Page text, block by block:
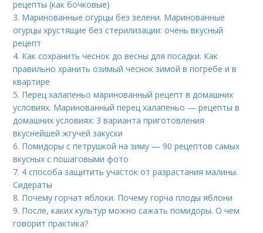
рецепты (как бочковые)
3. Маринованные огурцы без зелени. Маринованные
огурцы хрустящие без стерилизации: очень вкусный
рецепт
4. Как сохранить чеснок до весны для посадки. Как
правильно хранить озимый чеснок зимой в погребе и в
квартире
5. Перец халапеньо маринованный рецепт в домашних
условиях. Маринованный перец халапеньо — рецепты в
домашних условиях: 3 варианта приготовления
вкуснейшей жгучей закуски
6. Помидоры с петрушкой на зиму — 90 рецептов самых
вкусных с пошаговыми фото
7. 4 способа защитить участок от разрастания малины.
Сидераты
8. Почему горчат яблоки. Почему горча плоды яблони
9. После, каких культур можно сажать помидоры. О чем
говорит практика?